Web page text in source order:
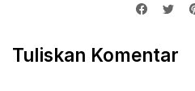
Tuliskan Komentar